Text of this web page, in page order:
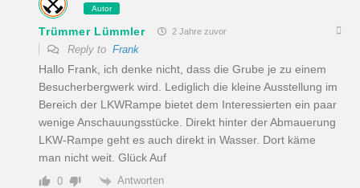
Autor
Trümmer Lümmler 2 Jahre zuvor
Reply toFrank
Hallo Frank, ich denke nicht, dass die Grube je zu einem
Besucherbergwerk wird. Lediglich die kleine Ausstellung im
Bereich der LKWRampe bietet dem Interessierten ein paar
wenige Anschauungsstücke. Direkt hinter der Abmauerung
LKW-Rampe geht es auch direkt in Wasser. Dort käme
man nicht weit. Glück Auf
0 Antworten